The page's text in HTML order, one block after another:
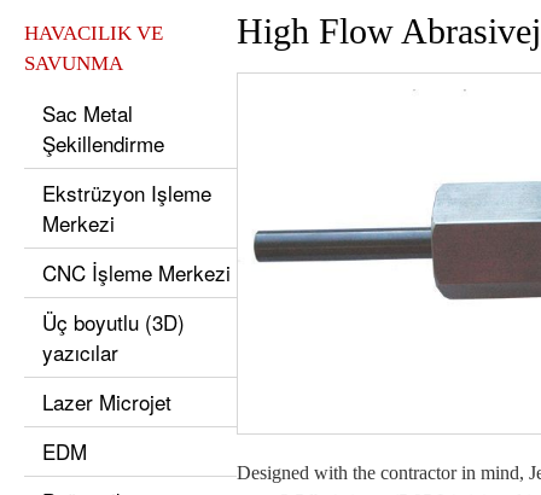
High Flow
Designed with the contractor in mind,
HAVACILIK VE
SAVUNMA
Sac Metal
Şekillendirme
Ekstrüzyon Işleme
Merkezi
CNC İşleme Merkezi
Üç boyutlu (3D)
yazıcılar
Lazer Microjet
EDM